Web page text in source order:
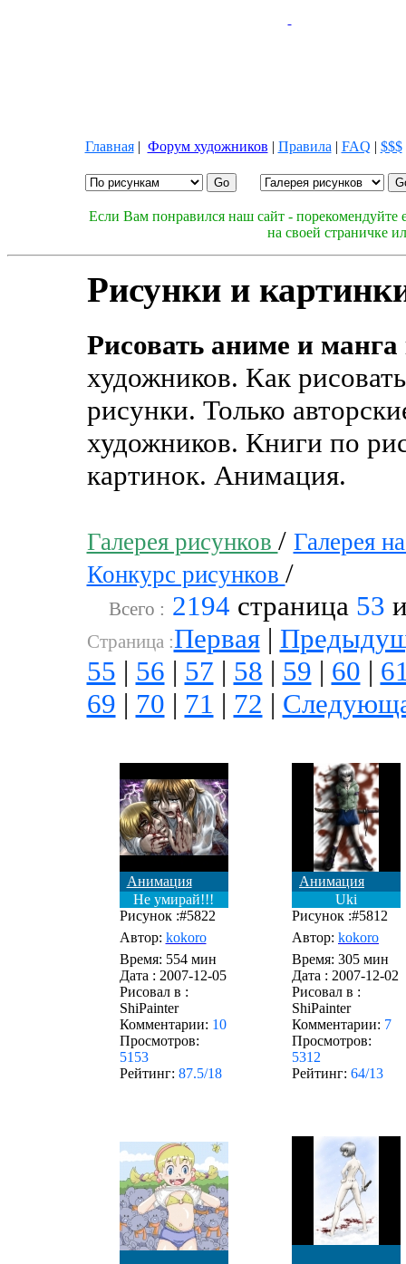
Главная| Форум художников | Правила | FAQ | $$$
Если Вам понравился наш сайт - порекомендуйте
на своей страничке
Рисунки и
Рисовать аниме и
художников. Как
рисунки. Только
художников. Книги по
картинок. Анимация.
Галерея рисунков / Галерея
Конкурс рисунков /
Всего : 2194 страница 53
Cтраница :Первая|
55 | 56 | 57 | 58 | 59 | 60 |
69 | 70 | 71 | 72 |
Анимация
Не умирай!!!
Рисунок :#5822
Автор: kokoro
Время: 554 мин
Дата : 2007-12-05
Рисовал в :
ShiPainter
Комментарии: 10
Просмотров:
5153
Рейтинг: 87.5/18
Анимация
Uki
Рисунок :#5812
Автор: kokoro
Время: 305 мин
Дата : 2007-12-02
Рисовал в :
ShiPainter
Комментарии: 7
Просмотров:
5312
Рейтинг: 64/13